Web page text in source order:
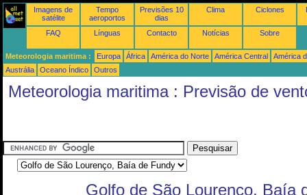
Imagens de
satélite
Tempo
aeroportos
Previsões 10
dias
Clima Ciclones
FAQ Línguas Contacto Notícias Sobre
Meteorologia maritima : Europa África América do Norte América Central
América
Austrália
Oceano Índico Outros
Meteorologia maritima : Previsão de
Golfo de São Lourenço, Baía